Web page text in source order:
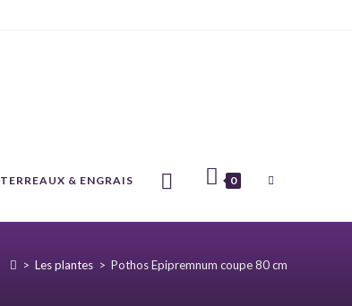
TERREAUX & ENGRAIS 0
> Les plantes > Pothos Epipremnum coupe 80 cm